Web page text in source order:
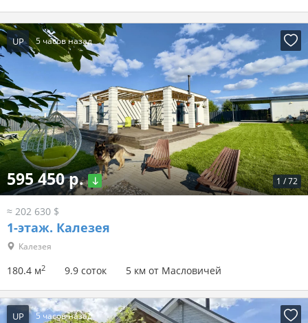
UP 5 часов назад
1 /72
595 450 р.
≈ 202 630 $
1-этаж. Калезея
Калезея
180.4 м2 9.9 соток 5 км от Масловичей
UP 5 часов назад